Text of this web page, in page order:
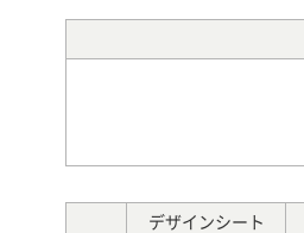
デザインシート